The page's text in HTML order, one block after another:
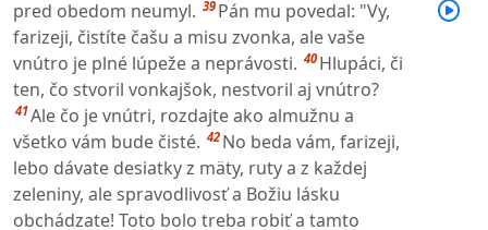
pred obedom neumyl. 39 Pán mu povedal: "Vy,
farizeji, čistíte čašu a misu zvonka, ale vaše
vnútro je plné lúpeže a neprávosti. 40 Hlupáci, či
ten, čo stvoril vonkajšok, nestvoril aj vnútro?
41Ale čo je vnútri, rozdajte ako almužnu a
všetko vám bude čisté. 42 No beda vám, farizeji,
lebo dávate desiatky z mäty, ruty a z každej
zeleniny, ale spravodlivosť a Božiu lásku
obchádzate! Toto bolo treba robiť a tamto